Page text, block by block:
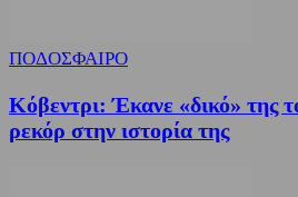
ΠΟΔΟΣΦΑΙΡΟ
Κόβεντρι: Έκανε «δικό» της
ρεκόρ στην ιστορία της